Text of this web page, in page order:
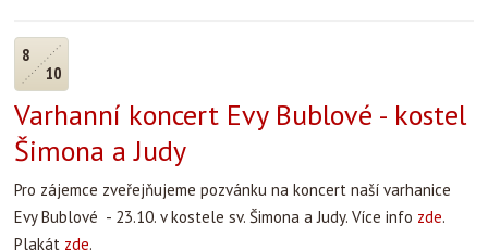
8
10
Varhanní koncert Evy Bublové - kostel
Šimona a Judy
Pro zájemce zveřejňujeme pozvánku na koncert naší varhanice
Evy Bublové - 23.10. v kostele sv. Šimona a Judy. Více info zde.
Plakát zde.